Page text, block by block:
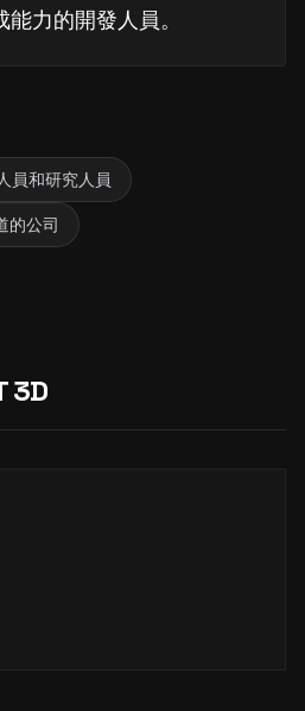
力的開發人員。
員和研究人員
的公司
3D